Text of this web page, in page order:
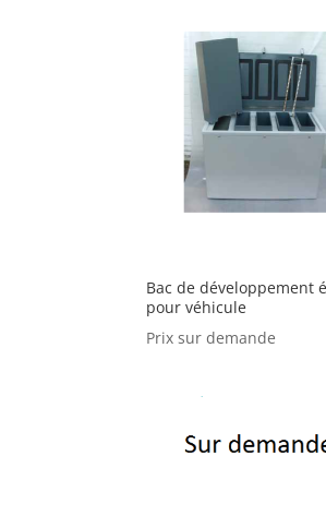
Bac de développement
pour véhicule
Prix sur demande